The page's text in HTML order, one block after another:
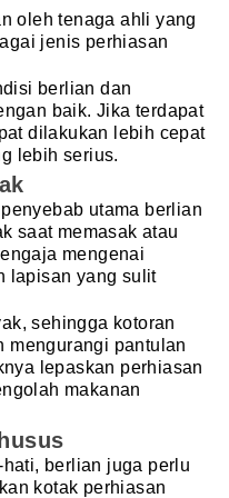
oleh tenaga ahli yang
jenis perhiasan
berlian dan
baik. Jika terdapat
dilakukan lebih cepat
lebih serius.
utama berlian
saat memasak atau
mengenai
lapisan yang sulit
sehingga kotoran
mengurangi pantulan
lepaskan perhiasan
makanan
berlian juga perlu
kotak perhiasan